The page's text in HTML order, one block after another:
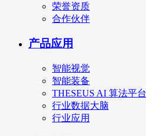
荣誉资质
合作伙伴
产品应用
智能视觉
智能装备
THESEUS AI 算法平台
行业数据大脑
行业应用